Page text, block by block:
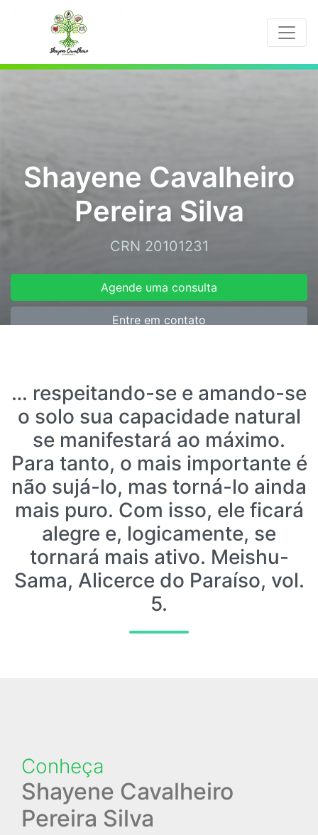
Shayene Cavalheiro
Pereira Silva
CRN 20101231
Agende uma consulta
Entre em contato
… respeitando-se e amando-se
o solo sua capacidade natural
se manifestará ao máximo.
Para tanto, o mais importante é
não sujá-lo, mas torná-lo ainda
mais puro. Com isso, ele ficará
alegre e, logicamente, se
tornará mais ativo. Meishu-
Sama, Alicerce do Paraíso, vol.
5.
Conheça
Shayene Cavalheiro
Pereira Silva